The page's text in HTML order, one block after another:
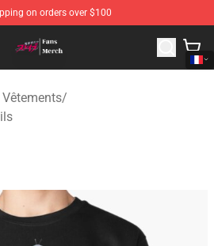
on orders over $100
- Official Chained Soldier
/